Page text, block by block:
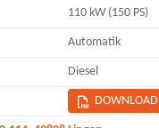
110 kW (150 PS)
Automatik
Diesel
DOWNLOAD